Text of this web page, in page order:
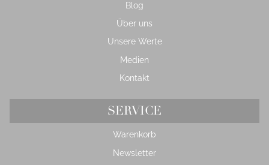
Blog
Über uns
Unsere Werte
Medien
Kontakt
SERVICE
Warenkorb
Newsletter